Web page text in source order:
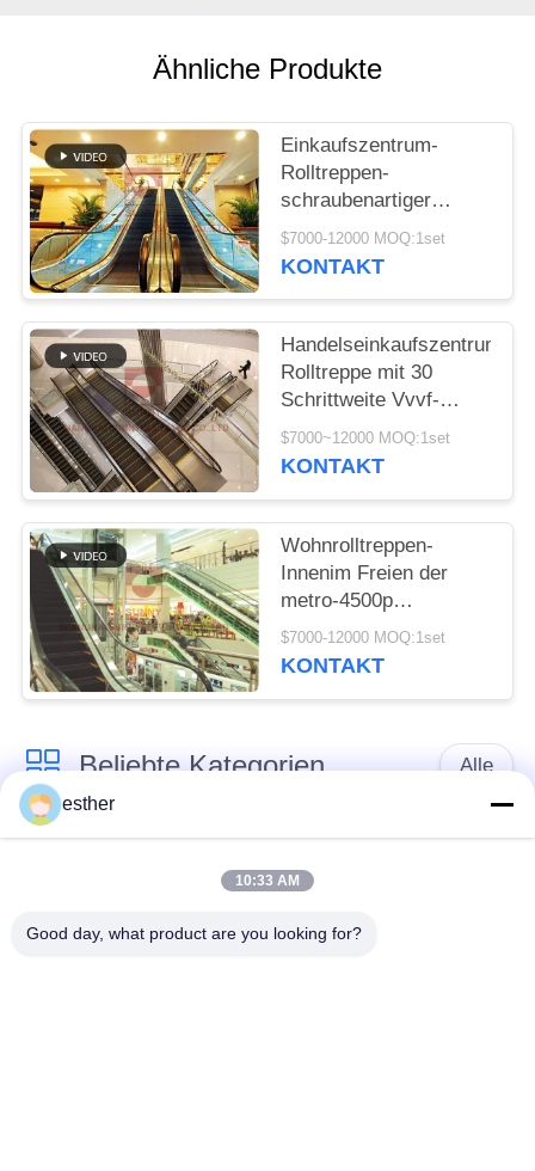
SITEMAP
PRIVACY
POLICY
Ähnliche Produkte
Einkaufszentrum-
Rolltreppen-
schraubenartiger
Aufzug der 1000mm U-
Bahn-2 Kaskaden-0.5m
$7000-12000 MOQ:1set
KONTAKT
Handelseinkaufszentrum-
Rolltreppe mit 30
Schrittweite Vvvf-
Steuerung des Grad-
1000mm
$7000~12000 MOQ:1set
KONTAKT
Wohnrolltreppen-
Innenim Freien der
metro-4500p
automatische der
Balustraden-600mm
$7000-12000 MOQ:1set
KONTAKT
Beliebte Kategorien Alle
Maschinen-Raum
weniger Aufzug
Panoramischer
esther
10:33 AM
Good day, what product are you looking for?